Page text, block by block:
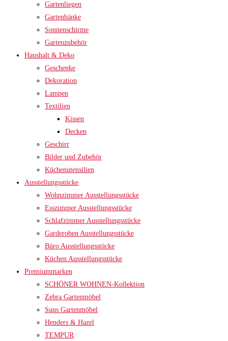
Gartenliegen
Gartenbänke
Sonnenschirme
Gartenzubehör
Haushalt & Deko
Geschenke
Dekoration
Lampen
Textilien
Kissen
Decken
Geschirr
Bilder und Zubehör
Küchenutensilien
Ausstellungsstücke
Wohnzimmer Ausstellungsstücke
Esszimmer Ausstellungsstücke
Schlafzimmer Ausstellungsstücke
Garderoben Ausstellungsstücke
Büro Ausstellungsstücke
Küchen Ausstellungsstücke
Premiummarken
SCHÖNER WOHNEN-Kollektion
Zebra Gartenmöbel
Suns Gartenmöbel
Henders & Hazel
TEMPUR